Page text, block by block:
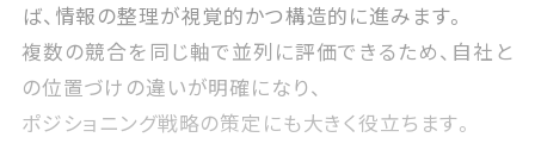
ば、情報の整理が視覚的かつ構造的に進みます。
複数の競合を同じ軸で並列に評価できるため、自社と
の位置づけの違いが明確になり、
ポジショニング戦略の策定にも大きく役立ちます。